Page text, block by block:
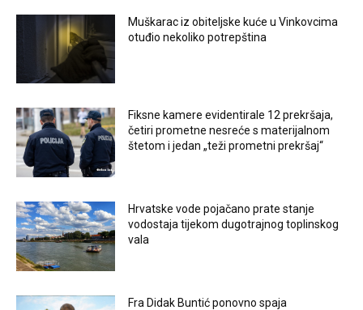
Muškarac iz obiteljske kuće u Vinkovcima
otuđio nekoliko potrepština
Fiksne kamere evidentirale 12 prekršaja,
četiri prometne nesreće s materijalnom
štetom i jedan „teži prometni prekršaj“
Hrvatske vode pojačano prate stanje
vodostaja tijekom dugotrajnog toplinskog
vala
Fra Didak Buntić ponovno spaja